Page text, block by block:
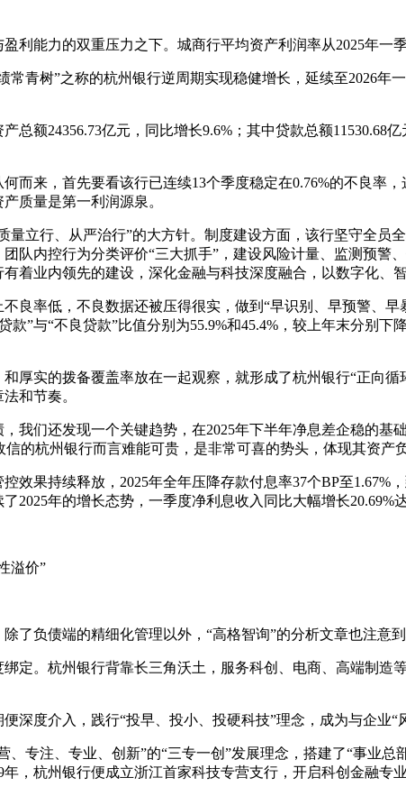
利能力的双重压力之下。城商行平均资产利润率从2025年一
常青树”之称的杭州银行逆周期实现稳健增长，延续至2026
总额24356.73亿元，同比增长9.6%；其中贷款总额
而来，首先要看该行已连续13个季度稳定在0.76%的不良率
质量是第一利润源泉。
量立行、从严治行”的大方针。制度建设方面，该行坚守全
队内控行为分类评价“三大抓手”，建设风险计量、监测预
着业内领先的建设，深化金融与科技深度融合，以数字化、
良率低，不良数据还被压得很实，做到“早识别、早预警、
款”与“不良贷款”比值分别为55.9%和45.4%，较上年末分别
厚实的拨备覆盖率放在一起观察，就形成了杭州银行“正
和节奏。
我们还发现一个关键趋势，在2025年下半年净息差企稳的
信的杭州银行而言难能可贵，是非常可喜的势头，体现其资产
效果持续释放，2025年全年压降存款付息率37个BP至
2025年的增长态势，一季度净利息收入同比大幅增长20.69%达
溢价”
了负债端的精细化管理以外，“高格智询”的分析文章也注意
定。杭州银行背靠长三角沃土，服务科创、电商、高端制
深度介入，践行“投早、投小、投硬科技”理念，成为与企业“
、专注、专业、创新”的“三专一创”发展理念，搭建了“事业
，杭州银行便成立浙江首家科技专营支行，开启科创金融专业